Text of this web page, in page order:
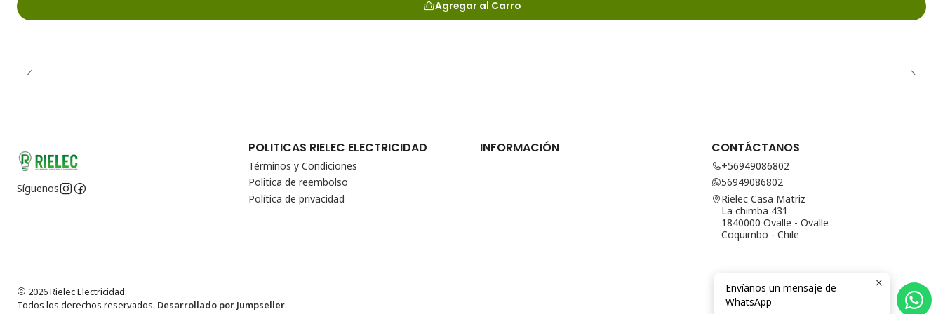
Agregar al Carro
Síguenos
POLITICAS RIELEC ELECTRICIDAD
Términos y Condiciones
Politica de reembolso
Política de privacidad
INFORMACIÓN CONTÁCTANOS
+56949086802
56949086802
Rielec Casa Matriz
La chimba 431
1840000 Ovalle - Ovalle
Coquimbo - Chile
2026 Rielec Electricidad.
Todos los derechos reservados. Desarrollado por Jumpseller.
Envíanos un mensaje de
WhatsApp